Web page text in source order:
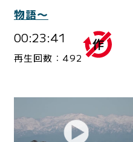
物語～
00:23:41
再生回数：492